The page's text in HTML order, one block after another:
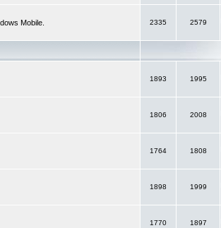
Mobile.
2335 2579
1893 1995
1806 2008
1764 1808
1898 1999
1770 1897